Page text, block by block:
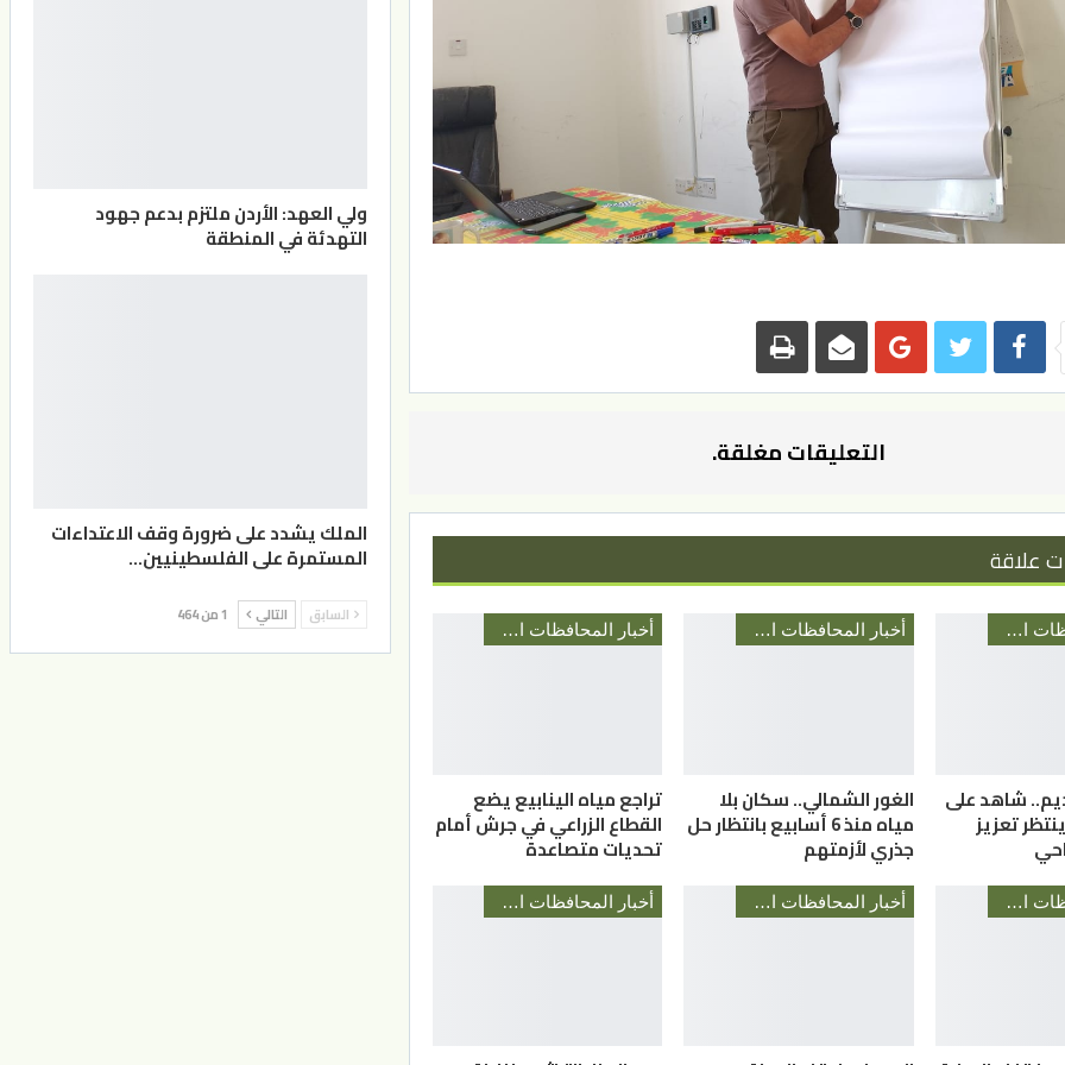
التعليقات مغلقة.
علاقة
أخبار المحافظات الأردنية
شاهد على
تعزيز
أخبار المحافظات الأردنية
الغور الشمالي.. سكان بلا
مياه منذ 6 أسابيع بانتظار حل
جذري لأزمتهم
أخبار المحافظات الأردنية
تراجع مياه الينابيع يضع
القطاع الزراعي في جرش أمام
تحديات متصاعدة
أخبار المحافظات الأردنية أخبار المحافظات الأردنية أخبار المحافظات الأردنية
ولي العهد: الأردن ملتزم بدعم جهود
التهدئة في المنطقة
الملك يشدد على ضرورة وقف الاعتداءات
المستمرة على الفلسطينيين…
السابق التالي 1 من 464